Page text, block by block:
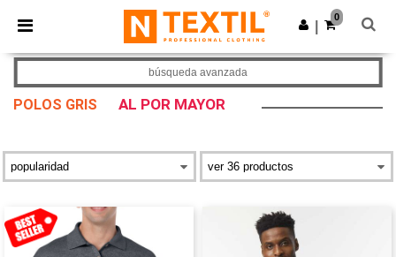
× App de Ntextil
¡Mejores precios en app!
Descargar app
0
POLOS GRIS AL POR MAYOR
búsqueda avanzada